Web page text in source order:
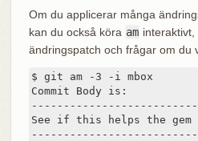
Om du applicerar många
kan du också köra am
ändringspatch och frågar om du
$ git am -3 -i mbox
Commit Body is:
--------------------------
See if this helps the gem
--------------------------